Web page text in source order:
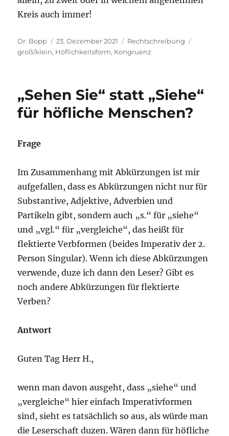
Kreis auch immer!
Autor
Dr. Bopp
Veröffentlicht
am
23. Dezember 2021 Kategorien
Rechtschreibung
groß/klein, Höflichkeitsform, Kongruenz
„Sehen Sie“ statt „Siehe“
für höfliche Menschen?
Frage
Im Zusammenhang mit Abkürzungen ist mir
aufgefallen, dass es Abkürzungen nicht nur für
Substantive, Adjektive, Adverbien und
Partikeln gibt, sondern auch „s.“ für „siehe“
und „vgl.“ für „vergleiche“, das heißt für
flektierte Verbformen (beides Imperativ der 2.
Person Singular). Wenn ich diese Abkürzungen
verwende, duze ich dann den Leser? Gibt es
noch andere Abkürzungen für flektierte
Verben?
Antwort
Guten Tag Herr H.,
wenn man davon ausgeht, dass „siehe“ und
„vergleiche“ hier einfach Imperativformen
sind, sieht es tatsächlich so aus, als würde man
die Leserschaft duzen. Wären dann für höfliche